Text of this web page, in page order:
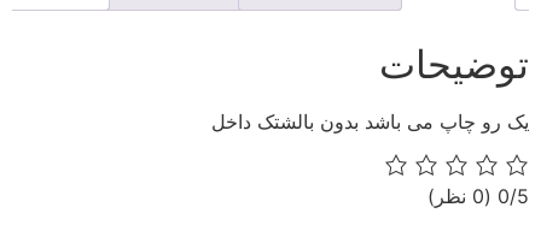
توضیحات
یک رو چاپ می باشد بدون بالشتک داخل
‫0/5 ‫(0 نظر)